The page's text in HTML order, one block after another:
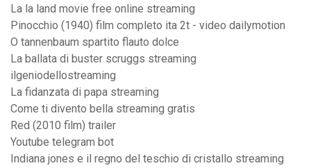
La la land movie free online streaming
Pinocchio (1940) film completo ita 2t - video dailymotion
O tannenbaum spartito flauto dolce
La ballata di buster scruggs streaming
ilgeniodellostreaming
La fidanzata di papa streaming
Come ti divento bella streaming gratis
Red (2010 film) trailer
Youtube telegram bot
Indiana jones e il regno del teschio di cristallo streaming